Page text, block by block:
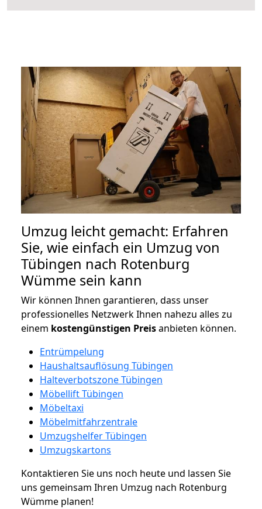
Umzug leicht gemacht: Erfahren
Sie, wie einfach ein Umzug von
Tübingen nach Rotenburg
Wümme sein kann
Wir können Ihnen garantieren, dass unser
professionelles Netzwerk Ihnen nahezu alles zu
einem kostengünstigen Preisanbieten können.
Entrümpelung
Haushaltsauflösung Tübingen
Halteverbotszone Tübingen
Möbellift Tübingen
Möbeltaxi
Möbelmitfahrzentrale
Umzugshelfer Tübingen
Umzugskartons
Kontaktieren Sie uns noch heute und lassen Sie
uns gemeinsam Ihren Umzug nach Rotenburg
Wümme planen!